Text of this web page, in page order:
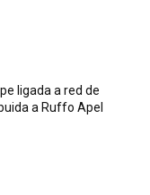
ligada a red de
a Ruffo Apel